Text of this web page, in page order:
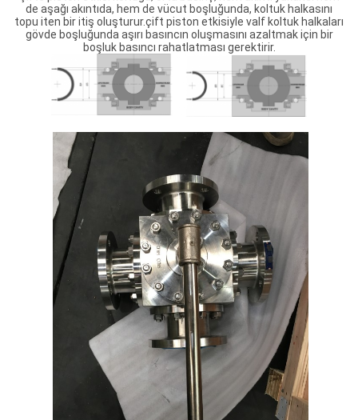
de aşağı akıntıda, hem de vücut boşluğunda, koltuk halkasını
topu iten bir itiş oluşturur.çift piston etkisiyle valf koltuk halkaları
gövde boşluğunda aşırı basıncın oluşmasını azaltmak için bir
boşluk basıncı rahatlatması gerektirir.